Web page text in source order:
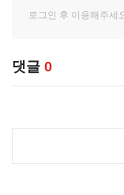
댓글 0